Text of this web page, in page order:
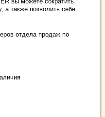
а также позволить себе
отдела продаж по